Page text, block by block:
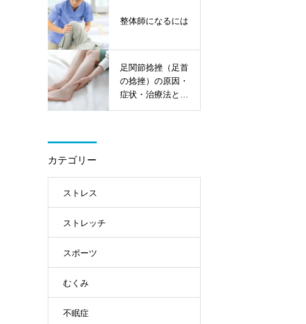
整体師になるには
足関節捻挫（足首
の捻挫）の原因・
症状・治療法と再
カテゴリー
ストレス
ストレッチ
スポーツ
むくみ
不眠症